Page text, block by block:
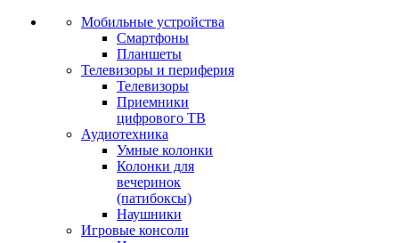
Мобильные устройства
Смартфоны
Планшеты
Телевизоры и периферия
Телевизоры
Приемники
цифрового ТВ
Аудиотехника
Умные колонки
Колонки для
вечеринок
(патибоксы)
Наушники
Игровые консоли